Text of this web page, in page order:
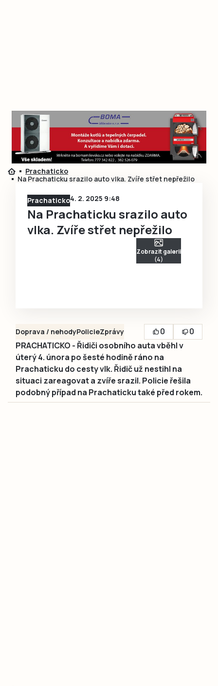
Prachaticko
Na Prachaticku srazilo auto vlka. Zvíře střet nepřežilo
Prachaticko4. 2. 2025 9:48
Na Prachaticku srazilo auto
vlka. Zvíře střet nepřežilo
Zobrazit galerii
(4)
Doprava / nehodyPolicieZprávy 0
0
PRACHATICKO - Řidiči osobního auta vběhl v
úterý 4. února po šesté hodině ráno na
Prachaticku do cesty vlk. Řidič už nestihl na
situaci zareagovat a zvíře srazil. Policie řešila
podobný případ na Prachaticku také před rokem.